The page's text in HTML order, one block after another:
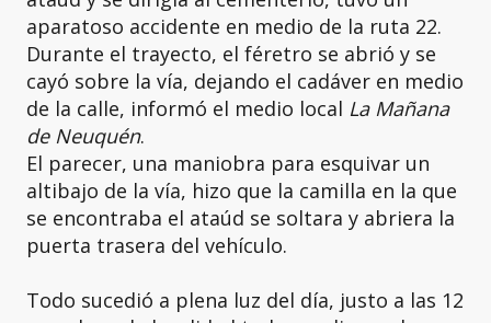
aparatoso accidente en medio de la ruta 22.
Durante el trayecto, el féretro se abrió y se
cayó sobre la vía, dejando el cadáver en medio
de la calle, informó el medio local La Mañana
de Neuquén.
El parecer, una maniobra para esquivar un
altibajo de la vía, hizo que la camilla en la que
se encontraba el ataúd se soltara y abriera la
puerta trasera del vehículo.
Todo sucedió a plena luz del día, justo a las 12